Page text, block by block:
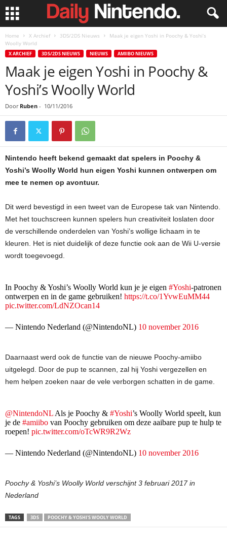
Home X Archief 3DS/2DS Nieuws
Maak je eigen Yoshi in Poochy & Yoshi’s
Woolly World
X ARCHIEF 3DS/2DS NIEUWS NIEUWS AMIIBO NIEUWS
Maak je eigen Yoshi in Poochy &
Yoshi’s Woolly World
Door Ruben - 10/11/2016
Nintendo heeft bekend gemaakt dat spelers in Poochy &
Yoshi’s Woolly World hun eigen Yoshi kunnen ontwerpen om
mee te nemen op avontuur.
Dit werd bevestigd in een tweet van de Europese tak van Nintendo.
Met het touchscreen kunnen spelers hun creativiteit loslaten door
de verschillende onderdelen van Yoshi’s wollige lichaam in te
kleuren. Het is niet duidelijk of deze functie ook aan de Wii U-versie
wordt toegevoegd.
In Poochy & Yoshi’s Woolly World kun je je eigen #Yoshi-patronen
ontwerpen en in de game gebruiken! https://t.co/1YvwEuMM44
pic.twitter.com/LdNZOcan14
— Nintendo Nederland (@NintendoNL) 10 november 2016
Daarnaast werd ook de functie van de nieuwe Poochy-amiibo
uitgelegd. Door de pup te scannen, zal hij Yoshi vergezellen en
hem helpen zoeken naar de vele verborgen schatten in de game.
@NintendoNL Als je Poochy & #Yoshi’s Woolly World speelt, kun
je de #amiibo van Poochy gebruiken om deze aaibare pup te hulp te
roepen! pic.twitter.com/oTcWR9R2Wz
— Nintendo Nederland (@NintendoNL) 10 november 2016
Poochy & Yoshi’s Woolly World verschijnt 3 februari 2017 in
Nederland
TAGS 3DS POOCHY & YOSHI'S WOOLY WORLD